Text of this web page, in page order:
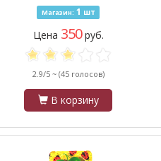
принт, красный цветок
на песке
Магазин: 1 шт
Цена 350руб.
2.9/5 ~ (45 голосов)
В корзину